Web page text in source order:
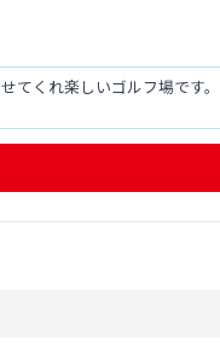
くれ楽しいゴルフ場です。